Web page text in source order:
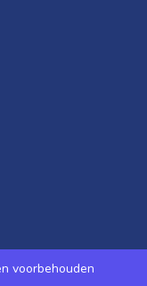
voorbehouden